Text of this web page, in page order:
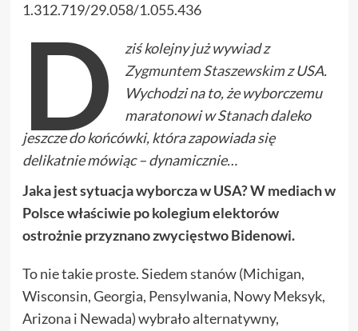
1.312.719/29.058/1.055.436
D
ziś kolejny już wywiad z
Zygmuntem Staszewskimz USA.
Wychodzi na to, że wyborczemu
maratonowi w Stanach daleko
jeszcze do końcówki, która zapowiada się
delikatnie mówiąc – dynamicznie…
Jaka jest sytuacja wyborcza w USA? W mediach w
Polsce właściwie po kolegium elektorów
ostrożnie przyznano zwycięstwo Bidenowi.
To nie takie proste. Siedem stanów (Michigan,
Wisconsin, Georgia, Pensylwania, Nowy Meksyk,
Arizona i Newada) wybrało alternatywny,